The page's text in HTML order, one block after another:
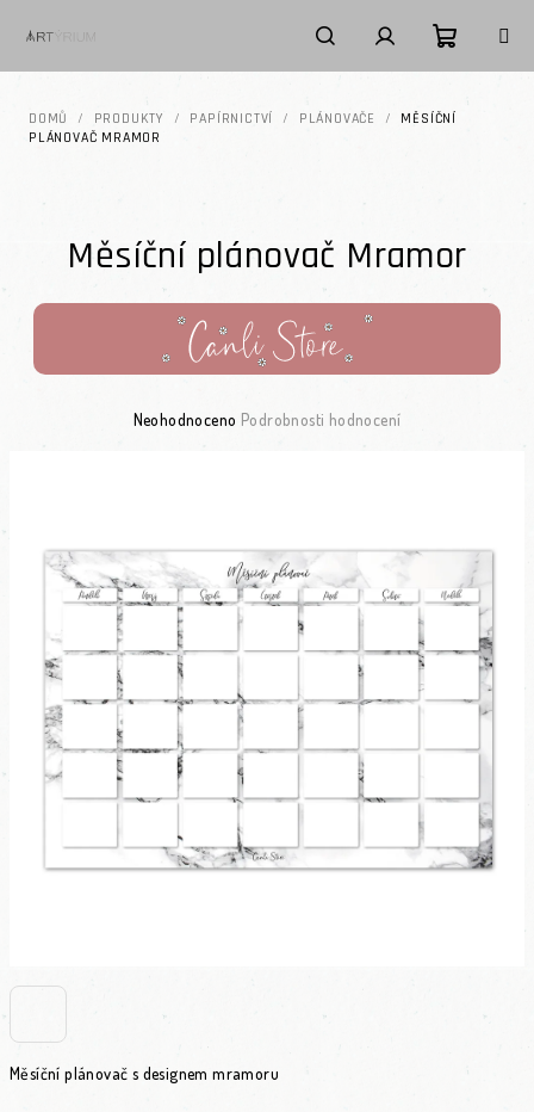
Hledat PřihlášeníNákupní
DOMŮ / PRODUKTY / PAPÍRNICTVÍ / PLÁNOVAČE /
MĚSÍČNÍ
PLÁNOVAČ MRAMOR
Měsíční plánovač s designem mramoru
Měsíční plánovač Mramor
Průměrné hodnocení produktu je 0,0 z 5 hvězdiček.
Neohodnoceno Podrobnosti hodnocení